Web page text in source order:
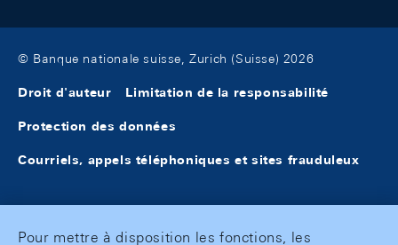
© Banque nationale suisse, Zurich (Suisse) 2026
Droit d'auteur Limitation de la responsabilité
Protection des données
Courriels, appels téléphoniques et sites frauduleux
Pour mettre à disposition les fonctions, les